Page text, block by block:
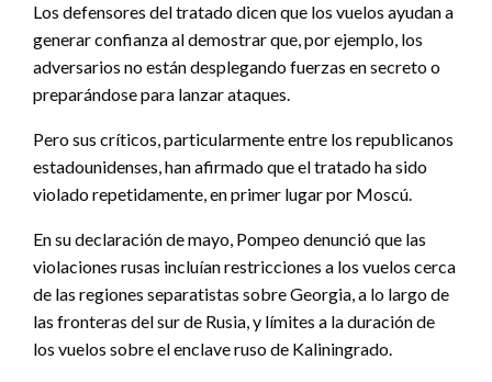
Los defensores del tratado dicen que los vuelos ayudan a
generar confianza al demostrar que, por ejemplo, los
adversarios no están desplegando fuerzas en secreto o
preparándose para lanzar ataques.
Pero sus críticos, particularmente entre los republicanos
estadounidenses, han afirmado que el tratado ha sido
violado repetidamente, en primer lugar por Moscú.
En su declaración de mayo, Pompeo denunció que las
violaciones rusas incluían restricciones a los vuelos cerca
de las regiones separatistas sobre Georgia, a lo largo de
las fronteras del sur de Rusia, y límites a la duración de
los vuelos sobre el enclave ruso de Kaliningrado.